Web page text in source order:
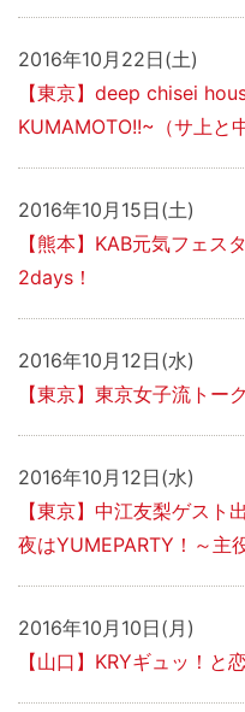
2016年10月22日(土)
【東京】deep chisei
KUMAMOTO!!~（サ上と
2016年10月15日(土)
【熊本】KAB元気フェ
2days！
2016年10月12日(水)
【東京】東京女子流トー
2016年10月12日(水)
【東京】中江友梨ゲスト
夜はYUMEPARTY！～主
2016年10月10日(月)
【山口】KRYギュッ！